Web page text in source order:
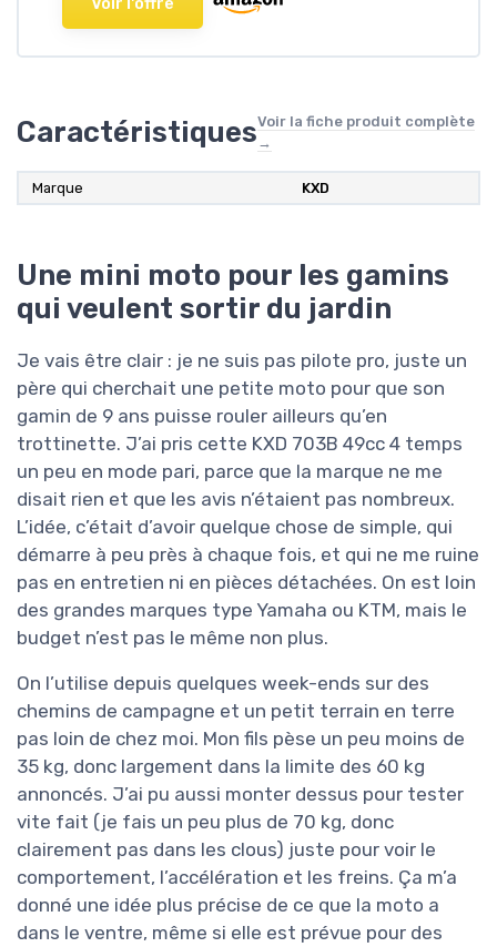
CaractéristiquesVoir la fiche produit complète
→
Marque KXD
Une mini moto pour les gamins
qui veulent sortir du jardin
Je vais être clair : je ne suis pas pilote pro, juste un
père qui cherchait une petite moto pour que son
gamin de 9 ans puisse rouler ailleurs qu’en
trottinette. J’ai pris cette KXD 703B 49cc 4 temps
un peu en mode pari, parce que la marque ne me
disait rien et que les avis n’étaient pas nombreux.
L’idée, c’était d’avoir quelque chose de simple, qui
démarre à peu près à chaque fois, et qui ne me ruine
pas en entretien ni en pièces détachées. On est loin
des grandes marques type Yamaha ou KTM, mais le
budget n’est pas le même non plus.
On l’utilise depuis quelques week-ends sur des
chemins de campagne et un petit terrain en terre
pas loin de chez moi. Mon fils pèse un peu moins de
35 kg, donc largement dans la limite des 60 kg
annoncés. J’ai pu aussi monter dessus pour tester
vite fait (je fais un peu plus de 70 kg, donc
clairement pas dans les clous) juste pour voir le
comportement, l’accélération et les freins. Ça m’a
donné une idée plus précise de ce que la moto a
dans le ventre, même si elle est prévue pour des